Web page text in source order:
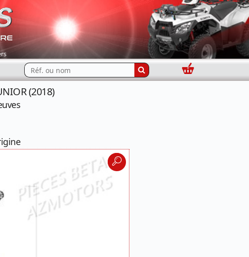
Rechercher...
Panier
(2018)